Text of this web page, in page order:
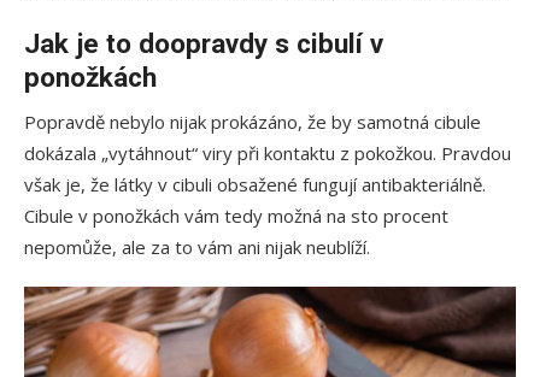
Jak je to doopravdy s cibulí v
ponožkách
Popravdě nebylo nijak prokázáno, že by samotná cibule
dokázala „vytáhnout“ viry při kontaktu z pokožkou. Pravdou
však je, že látky v cibuli obsažené fungují antibakteriálně.
Cibule v ponožkách vám tedy možná na sto procent
nepomůže, ale za to vám ani nijak neublíží.